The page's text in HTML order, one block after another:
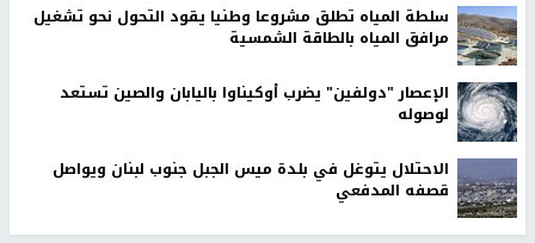
سلطة المياه تطلق مشروعا وطنيا يقود التحول نحو تشغيل
مرافق المياه بالطاقة الشمسية
الإعصار "دولفين" يضرب أوكيناوا باليابان والصين تستعد
لوصوله
الاحتلال يتوغل في بلدة ميس الجبل جنوب لبنان ويواصل
قصفه المدفعي